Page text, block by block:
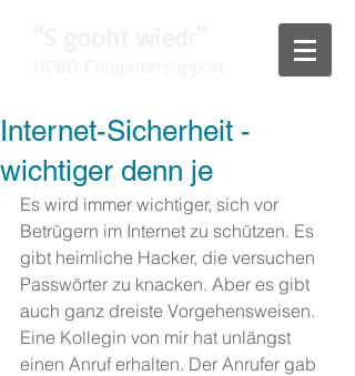
Internet-Sicherheit -
wichtiger denn je
Es wird immer wichtiger, sich vor
Betrügern im Internet zu schützen. Es
gibt heimliche Hacker, die versuchen
Passwörter zu knacken. Aber es gibt
auch ganz dreiste Vorgehensweisen.
Eine Kollegin von mir hat unlängst
einen Anruf erhalten. Der Anrufer gab